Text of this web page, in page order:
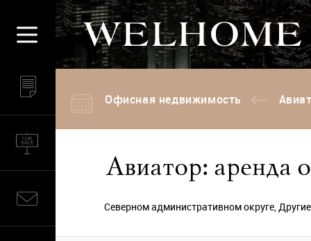
Офисная недвижимость
Авиатор: аренда
Северном административном округе,